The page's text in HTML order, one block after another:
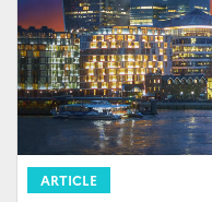
ARTICLE